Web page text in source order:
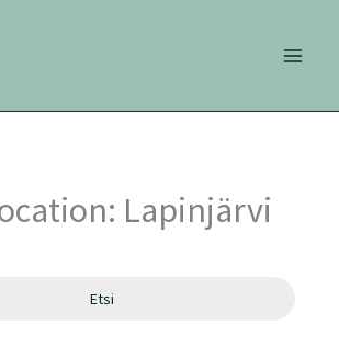
Lapinjärvi
Etsi